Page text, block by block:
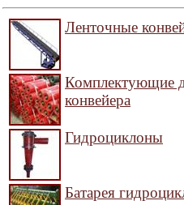
Ленточные
Комплектующие
конвейера
Гидроциклоны
Батарея